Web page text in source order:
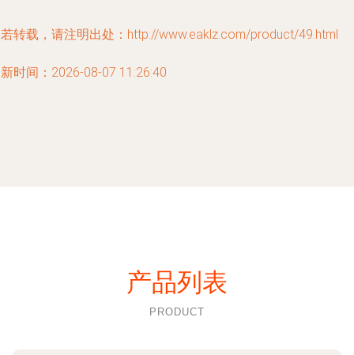
转载，请注明出处：http://www.eaklz.com/product/49.html
时间：2026-08-07 11:26:40
产品列表
PRODUCT